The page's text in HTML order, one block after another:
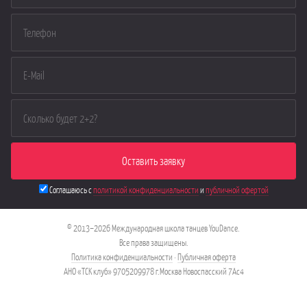
Соглашаюсь сполитикой конфиденциальностиипубличной офертой
© 2013–2026 Международная школа танцев YouDance.
Все права защищены.
Политика конфиденциальности ·Публичная оферта
АНО «ТСК клуб» 9705209978 г.Москва Новоспасский 7Ас4